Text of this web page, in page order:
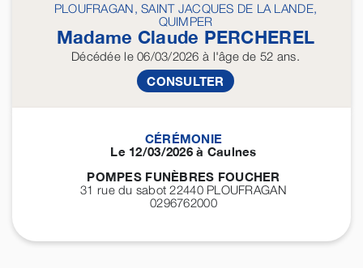
PLOUFRAGAN, SAINT JACQUES DE LA LANDE,
QUIMPER
Madame Claude PERCHEREL
Décédéele 06/03/2026 à l'âge de 52 ans.
CONSULTER
CÉRÉMONIE
Le 12/03/2026 à Caulnes
POMPES FUNÈBRES FOUCHER
31 rue du sabot 22440 PLOUFRAGAN
0296762000